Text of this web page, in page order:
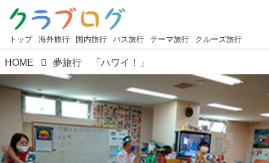
トップ 海外旅行 国内旅行 バス旅行 テーマ旅行 クルーズ旅行
HOME 夢旅行 「ハワイ！」